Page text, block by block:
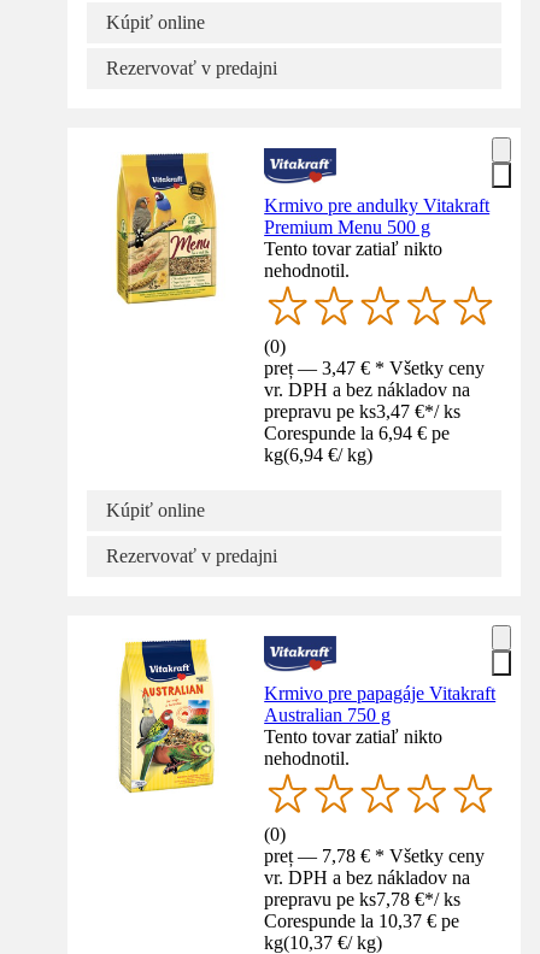
Kúpiť online
Rezervovať v predajni
Krmivo pre andulky Vitakraft
Premium Menu 500 g
Tento tovar zatiaľ nikto
nehodnotil.
(0)
preț — 3,47 € * Všetky ceny
vr. DPH a bez nákladov na
prepravu pe ks3,47 €*/ ks
Corespunde la 6,94 € pe
kg(6,94 €/ kg)
Kúpiť online
Rezervovať v predajni
Krmivo pre papagáje Vitakraft
Australian 750 g
Tento tovar zatiaľ nikto
nehodnotil.
(0)
preț — 7,78 € * Všetky ceny
vr. DPH a bez nákladov na
prepravu pe ks7,78 €*/ ks
Corespunde la 10,37 € pe
kg(10,37 €/ kg)